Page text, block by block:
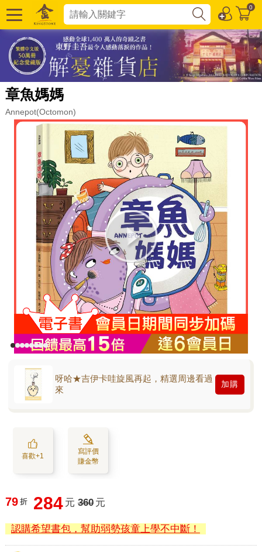
0
章魚媽媽
Annepot(Octomon)
呀哈★吉伊卡哇旋風再起，精選周邊看過
來
加購
喜歡+1
寫評價
賺金幣
79 折 284 元 360 元
認購希望書包，幫助弱勢孩童上學不中斷！